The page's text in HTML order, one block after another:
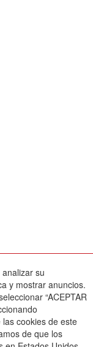
su
y mostrar anuncios.
“ACEPTAR
las cookies de este
de que los